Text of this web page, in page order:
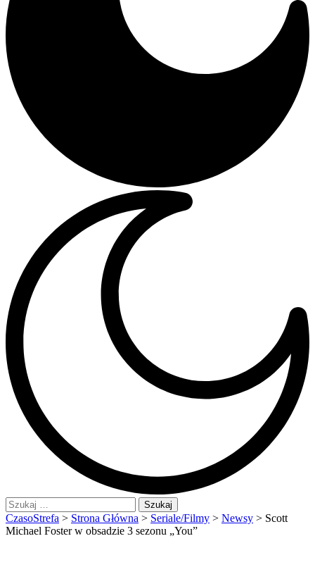
Szukaj:
CzasoStrefa > Strona Główna > Seriale/Filmy > Newsy > Scott
Michael Foster w obsadzie 3 sezonu „You”